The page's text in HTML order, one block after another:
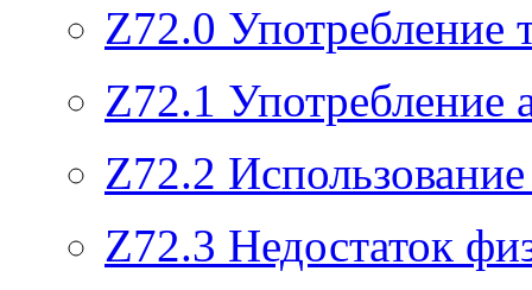
Z72.0 Употребление
Z72.1 Употребление
Z72.2
Z72.3 Недостаток